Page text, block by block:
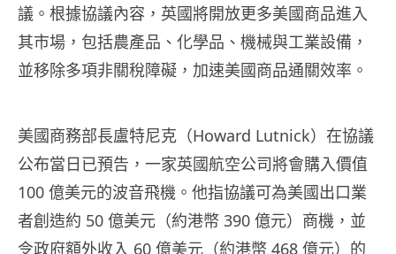
議。根據協議內容，英國將開放更多美國商品進入
其市場，包括農產品、化學品、機械與工業設備，
並移除多項非關稅障礙，加速美國商品通關效率。
美國商務部長盧特尼克（Howard Lutnick）在協議
公布當日已預告，一家英國航空公司將會購入價值
100 億美元的波音飛機。他指協議可為美國出口業
者創造約 50 億美元（約港幣 390 億元）商機，並
令政府額外收入 60 億美元（約港幣 468 億元）的